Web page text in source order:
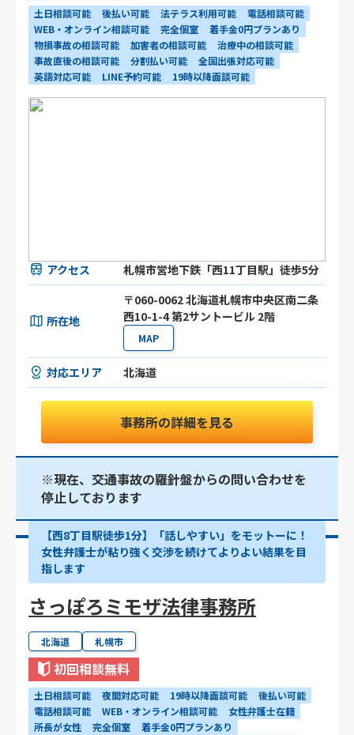
土日相談可能 後払い可能 法テラス利用可能
電話相談可能
WEB・オンライン相談可能
完全個室
着手金0円プランあり
物損事故の相談可能
加害者の相談可能
治療中の相談可能
事故直後の相談可能
分割払い可能
全国出張対応可能
英語対応可能
LINE予約可能 19時以降面談可能
アクセス 札幌市営地下鉄「西11丁目駅」徒歩5分
所在地
〒060-0062 北海道札幌市中央区南二条
西10-1-4 第2サントービル 2階
MAP
対応エリア 北海道
事務所の詳細を見る
※現在、交通事故の羅針盤からの問い合わせを
停止しております
【西8丁目駅徒歩1分】「話しやすい」をモットーに！
女性弁護士が粘り強く交渉を続けてよりよい結果を目
指します
さっぽろミモザ法律事務所
北海道 札幌市
初回相談無料
土日相談可能 夜間対応可能 19時以降面談可能
後払い可能
電話相談可能
WEB・オンライン相談可能
女性弁護士在籍
所長が女性
完全個室
着手金0円プランあり